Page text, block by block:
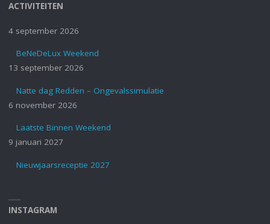
ACTIVITEITEN
4 september 2026
BeNeDeLux Weekend
13 september 2026
Natte dag Redden – Ongevalssimulatie
6 november 2026
Laatste Binnen Weekend
9 januari 2027
Nieuwjaarsreceptie 2027
INSTAGRAM